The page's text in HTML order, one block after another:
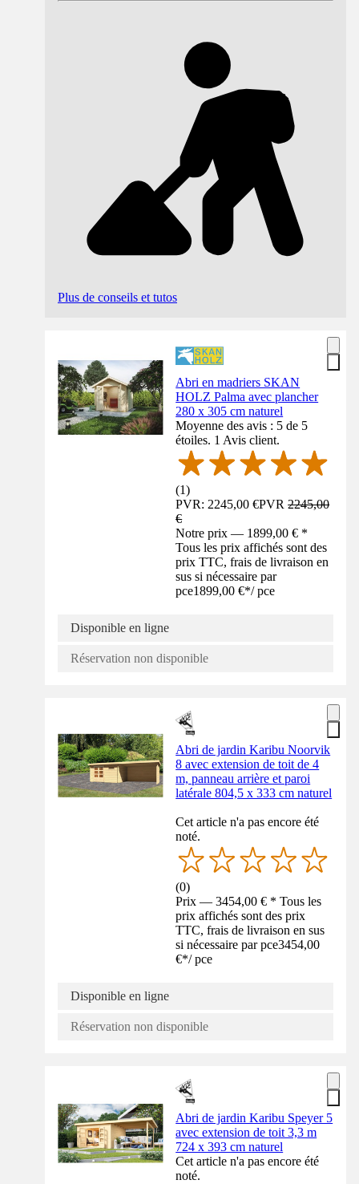
Plus de conseils et tutos
Abri en madriers SKAN
HOLZ Palma avec plancher
280 x 305 cm naturel
Moyenne des avis : 5 de 5
étoiles. 1 Avis client.
(1)
PVR: 2245,00 €PVR2245,00
€
Notre prix — 1899,00 € *
Tous les prix affichés sont des
prix TTC, frais de livraison en
sus si nécessaire par
pce1899,00 €*/ pce
Disponible en ligne
Réservation non disponible
Abri de jardin Karibu Noorvik
8 avec extension de toit de 4
m, panneau arrière et paroi
latérale 804,5 x 333 cm naturel
Cet article n'a pas encore été
noté.
(0)
Prix — 3454,00 € * Tous les
prix affichés sont des prix
TTC, frais de livraison en sus
si nécessaire par pce3454,00
€*/ pce
Disponible en ligne
Réservation non disponible
Abri de jardin Karibu Speyer 5
avec extension de toit 3,3 m
724 x 393 cm naturel
Cet article n'a pas encore été
noté.